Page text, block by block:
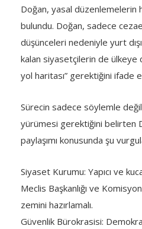
Doğan, yasal düzenlemelerin
bulundu. Doğan, sadece
düşünceleri nedeniyle yurt
kalan siyasetçilerin de ülkeye
yol haritası” gerektiğini ifade
Sürecin sadece söylemle
yürümesi gerektiğini belirten
paylaşımı konusunda şu
Siyaset Kurumu: Yapıcı ve
Meclis Başkanlığı ve
zemini hazırlamalı.
Güvenlik Bürokrasisi: